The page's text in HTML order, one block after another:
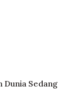
Dunia Sedang